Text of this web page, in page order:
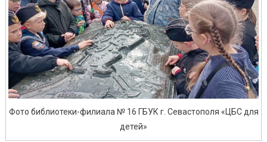
Фото библиотеки-филиала № 16 ГБУК г. Севастополя «ЦБС для
детей»